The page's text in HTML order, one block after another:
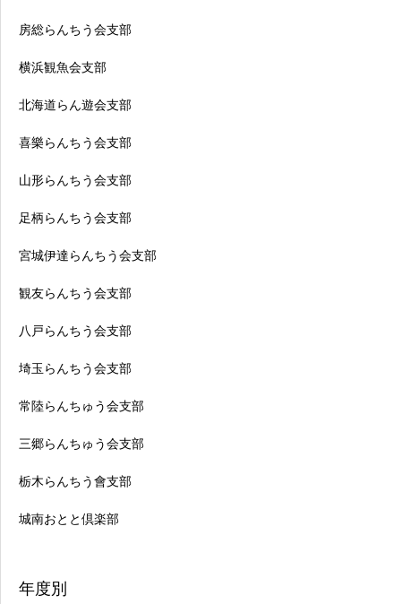
房総らんちう会支部
横浜観魚会支部
北海道らん遊会支部
喜樂らんちう会支部
山形らんちう会支部
足柄らんちう会支部
宮城伊達らんちう会支部
観友らんちう会支部
八戸らんちう会支部
埼玉らんちう会支部
常陸らんちゅう会支部
三郷らんちゅう会支部
栃木らんちう會支部
城南おとと倶楽部
年度別